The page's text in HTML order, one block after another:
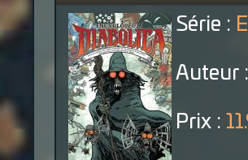
Série :
Auteur :
Prix :